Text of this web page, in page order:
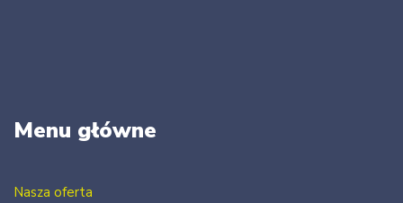
Menu główne
Nasza oferta